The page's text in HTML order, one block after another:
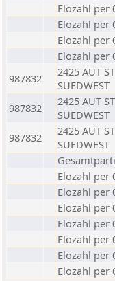
Elozahl per
Elozahl per
Elozahl per
Elozahl per
987832
2425 AUT
SUEDWEST
987832
2425 AUT
SUEDWEST
987832
2425 AUT
SUEDWEST
Elozahl per
Elozahl per
Elozahl per
Elozahl per
Elozahl per
Elozahl per
Elozahl per